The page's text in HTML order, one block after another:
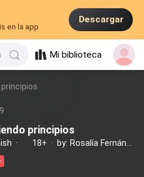
en la app
Descargar
Mi biblioteca
principios
· 18+ ·